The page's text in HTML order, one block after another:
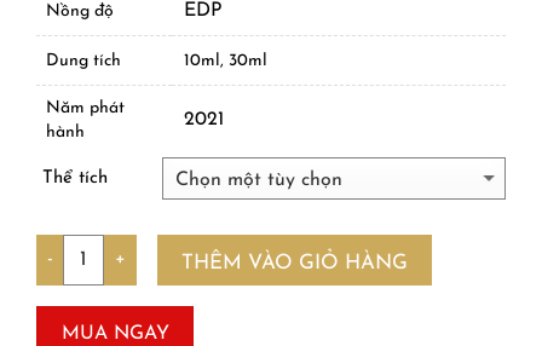
Nồng độ EDP
Dung tích 10ml, 30ml
Năm phát
hành
2021
Thể tích
Số lượng
THÊM VÀO GIỎ HÀNG
MUA NGAY